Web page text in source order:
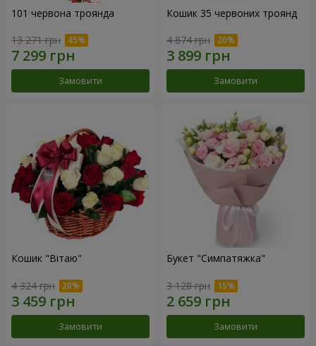
101 червона троянда
13 271 грн
Замовити
Кошик 35 червоних троянд
4 874 грн
Замовити
Кошик "Вітаю"
4 324 грн
Замовити
Букет "Симпатяжка"
3 128 грн
Замовити